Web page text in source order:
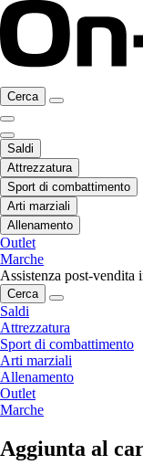
Cerca
Saldi
Attrezzatura
Sport di combattimento
Arti marziali
Allenamento
Outlet
Marche
Assistenza post-vendita
Cerca
Saldi
Attrezzatura
Sport di combattimento
Arti marziali
Allenamento
Outlet
Marche
Aggiunta al